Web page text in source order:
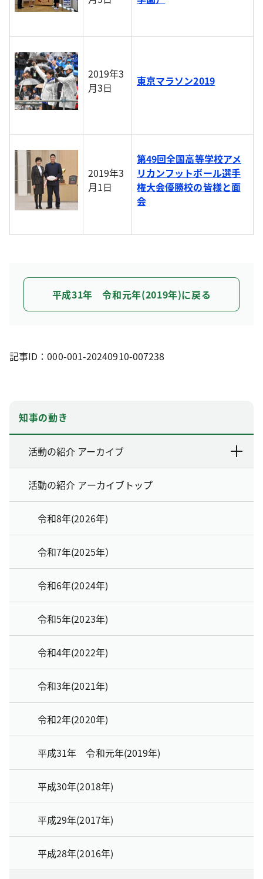
2019年3
月3日
東京マラソン2019
2019年3
月1日
第49回全国高等学校アメ
リカンフットボール選手
権大会優勝校の皆様と面
会
平成31年 令和元年(2019年)に戻る
記事ID：000-001-20240910-007238
知事の動き
活動の紹介 アーカイブ
活動の紹介 アーカイブトップ
令和8年(2026年)
令和7年(2025年）
令和6年(2024年)
令和5年(2023年)
令和4年(2022年)
令和3年(2021年)
令和2年(2020年)
平成31年 令和元年(2019年)
平成30年(2018年)
平成29年(2017年)
平成28年(2016年)